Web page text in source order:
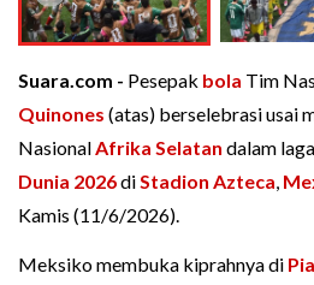
Suara.com - Pesepak bola Tim
Quinones (atas) berselebrasi usai
NasionalAfrika Selatan dalam
Dunia 2026diStadion Azteca,
Kamis (11/6/2026).
Meksiko membuka kiprahnya di